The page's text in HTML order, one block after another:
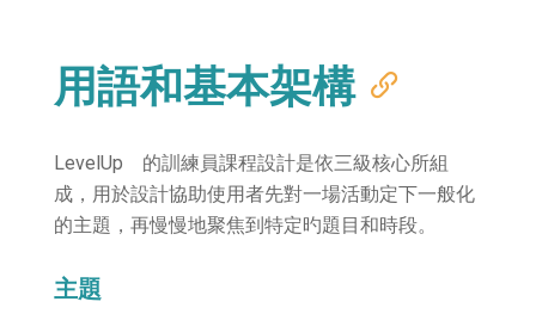
用語和基本架構
LevelUp 的訓練員課程設計是依三級核心所組
成，用於設計協助使用者先對一場活動定下一般化
的主題，再慢慢地聚焦到特定旳題目和時段。
主題